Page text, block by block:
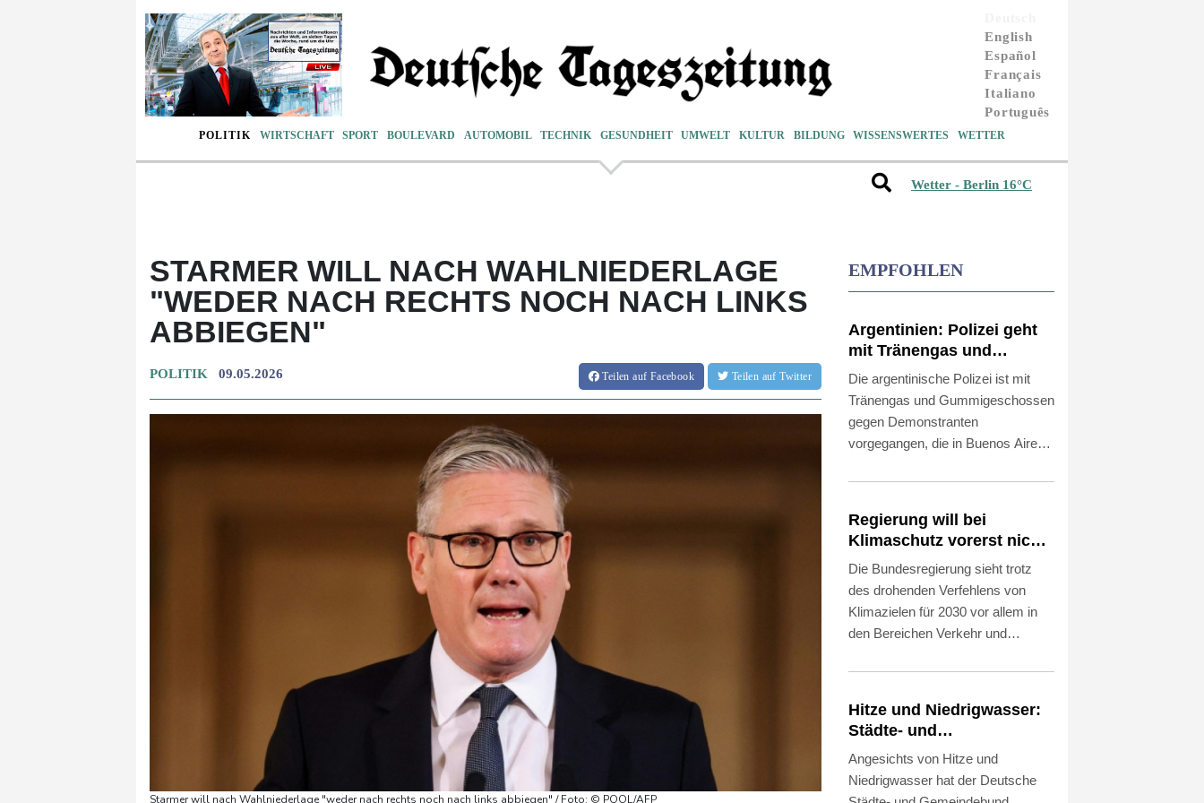
English
Español
Français
Italiano
Português
POLITIK WIRTSCHAFT SPORT BOULEVARD AUTOMOBIL TECHNIK GESUNDHEIT UMWELT KULTUR BILDUNG WISSENSWERTES WETTER
Wetter - Berlin 16°C
STARMER WILL NACH WAHLNIEDERLAGE
"WEDER NACH RECHTS NOCH NACH LINKS
ABBIEGEN"
POLITIK 09.05.2026 Teilenauf Facebook Teilen auf Twitter
Starmer will nach Wahlniederlage "weder nach rechts noch nach links abbiegen" / Foto: © POOL/AFP
EMPFOHLEN
Argentinien: Polizei geht
mit Tränengas und
Gummigeschossen gegen
Proteste vor
Die argentinische Polizei ist mit
Tränengas und Gummigeschossen
gegen Demonstranten
vorgegangen, die in Buenos Aires
Gesetzentwurf zur Stärkung von
Demonstration fand am
Donnerstag vor dem Sitz des
Senats in der Hauptstadt statt und
startete zunächst friedlich. Mit
Einbruch der Nacht brachen laut
dem Bericht eines
Auseinandersetzungen zwischen
Polizei und Teilnehmern aus. Die
angegriffen worden.
Regierung will bei
Klimaschutz vorerst nicht
nachsteuern - Kritik der
Grünen
Die Bundesregierung sieht trotz
des drohenden Verfehlens von
Klimazielen für 2030 vor allem in
den Bereichen Verkehr und
die von ihr vorgesehenen
nachzuschärfen. Das geht aus
einer Antwort auf eine Anfrage der
Grünen hervor, die der
Nachrichtenagentur AFP am
Hitze und Niedrigwasser:
Städte- und
Gemeindebund fordert
"nationalen Kraftakt"
Angesichts von Hitze und
Niedrigwasser hat der Deutsche